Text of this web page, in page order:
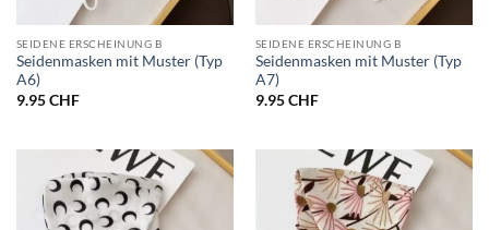
SEIDENE ERSCHEINUNG B
Seidenmasken mit Muster (Typ
A6)
9.95CHF
SEIDENE ERSCHEINUNG B
Seidenmasken mit Muster (Typ
A7)
9.95CHF